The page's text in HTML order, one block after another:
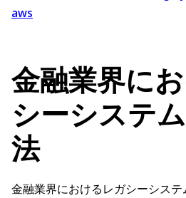
aws
金融業界に
シーシステ
法
金融業界におけるレガシーシス